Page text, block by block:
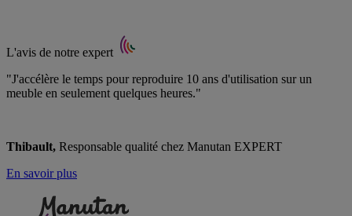
L'avis de notre expert
"J'accélère le temps pour reproduire 10 ans d'utilisation sur un
meuble en seulement quelques heures."
Thibault, Responsable qualité chez Manutan EXPERT
En savoir plus